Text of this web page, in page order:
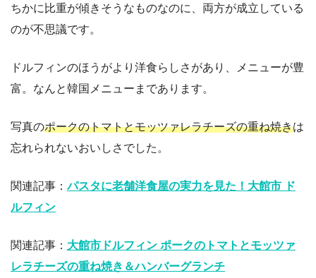
ちかに比重が傾きそうなものなのに、両方が成立している
のが不思議です。
ドルフィンのほうがより洋食らしさがあり、メニューが豊
富。なんと韓国メニューまであります。
写真のポークのトマトとモッツァレラチーズの重ね焼きは
忘れられないおいしさでした。
関連記事：パスタに老舗洋食屋の実力を見た！大館市 ド
ルフィン
関連記事： 大館市ドルフィン ポークのトマトとモッツァ
レラチーズの重ね焼き＆ハンバーグランチ